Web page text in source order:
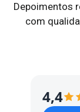
Depoimentos
com
4,4